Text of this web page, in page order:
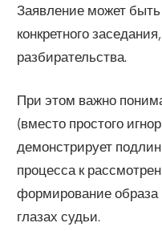
Заявление может
конкретного
разбирательства.
При этом важно
(вместо простого
демонстрирует
процесса к
формирование образа
глазах судьи.